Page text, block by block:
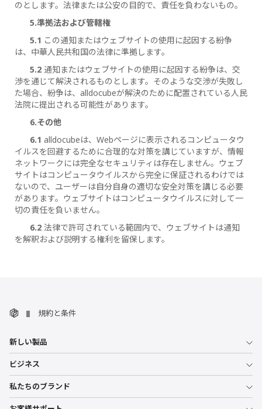
のとします。法律または公安の目的で、責任を負わないもの。
5.準拠法および管轄権
5.1 この通知またはウェブサイトの使用に起因する紛争
は、中華人民共和国の法律に準拠します。
5.2 通知またはウェブサイトの使用に起因する紛争は、交
渉を通じて解決されるものとします。そのような交渉が失敗し
た場合、紛争は、alldocubeが解決のために配置されている人民
法院に提出される可能性があります。
6.その他
6.1 alldocubeは、Webページに表示されるコンピュータウ
イルスを回避するために合理的な対策を講じていますが、情報
ネットワークには完全なセキュリティは存在しません。ウェブ
サイトはコンピュータウイルスから完全に保証されるわけでは
ないので、ユーザーは自分自身の適切な安全対策を講じる必要
があります。ウェブサイトはコンピュータウイルスに対して一
切の責任を負いません。
6.2 法律で許可されている範囲内で、ウェブサイトは通知
を解釈および説明する権利を留保します。
規約と条件
新しい製品
ビジネス
私たちのブランド